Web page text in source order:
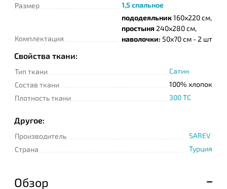
Размер 1,5 спальное
Комплектация
пододеяльник160х220 см,
простыня 240х280 см,
наволочки: 50х70 см - 2 шт
Свойства ткани:
Тип ткани
Сатин
Состав ткани
100% хлопок
Плотность ткани
300 TC
Другое:
Производитель
SAREV
Страна
Турция
Обзор